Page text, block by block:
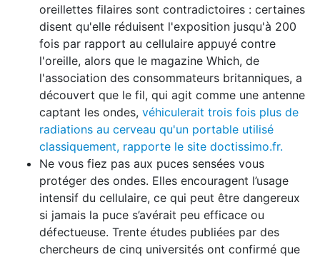
oreillettes filaires sont contradictoires : certaines
disent qu'elle réduisent l'exposition jusqu'à 200
fois par rapport au cellulaire appuyé contre
l'oreille, alors que le magazine Which, de
l'association des consommateurs britanniques, a
découvert que le fil, qui agit comme une antenne
captant les ondes, véhiculerait trois fois plus de
radiations au cerveau qu'un portable utilisé
classiquement, rapporte le site doctissimo.fr.
Ne vous fiez pas aux puces sensées vous
protéger des ondes. Elles encouragent l’usage
intensif du cellulaire, ce qui peut être dangereux
si jamais la puce s’avérait peu efficace ou
défectueuse. Trente études publiées par des
chercheurs de cinq universités ont confirmé que